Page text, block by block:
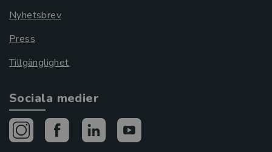
Nyhetsbrev
Press
Tillgänglighet
Sociala medier